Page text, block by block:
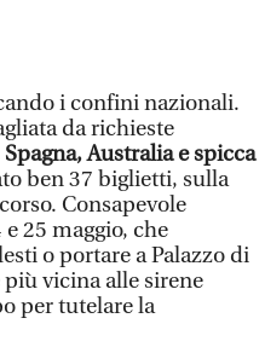
i confini nazionali.
da richieste
Australia e spicca
ben 37 biglietti, sulla
Consapevole
25 maggio, che
o portare a Palazzo di
vicina alle sirene
per tutelare la